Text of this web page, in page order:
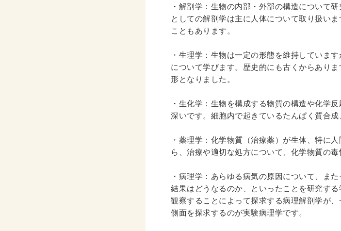
木版画・浮世絵
・解剖学：生物の内部・外部の構造について
としての解剖学は主に人体について取り扱い
こともあります。
・生理学：生物は一定の形態を維持していま
について学びます。歴史的にも古くからあり
形となりました。
・生化学：生物を構成する物質の構造や化学
深いです。細胞内で起きているたんぱく質合
・薬理学：化学物質（治療薬）が生体、特に
ら、治療や適切な処方について、化学物質の毒
・病理学：あらゆる病気の原因について、ま
結果はどうなるのか、といったことを研究す
観察することによって探求する病理解剖学が
側面を探求するのが実験病理学です。